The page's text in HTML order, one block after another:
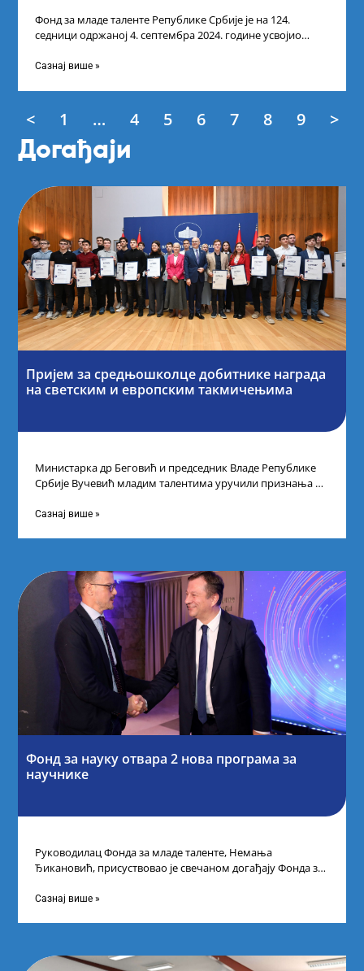
Фонд за младе таленте Републике Србије је на 124.
седници одржаној 4. септембра 2024. године усвојио
Сазнај више »
< 1 … 4 5 6 7 8 9 >
Догађаји
Пријем за средњошколце добитнике награда
на светским и европским такмичењима
Министарка др Беговић и председник Владе Републике
Србије Вучевић младим талентима уручили признања У
Сазнај више »
Фонд за науку отвара 2 нова програма за
научнике
Руководилац Фонда за младе таленте, Немања
Ђикановић, присуствовао је свечаном догађају Фонда за
Сазнај више »